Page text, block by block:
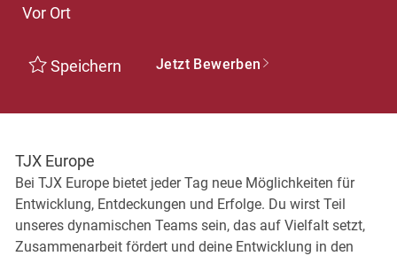
Vor Ort
Speichern Jetzt Bewerben
TJX Europe
Bei TJX Europe bietet jeder Tag neue Möglichkeiten für
Entwicklung, Entdeckungen und Erfolge. Du wirst Teil
unseres dynamischen Teams sein, das auf Vielfalt setzt,
Zusammenarbeit fördert und deine Entwicklung in den